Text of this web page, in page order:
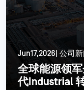
Jun17,2026| 公司新
全球能源领
代Industrial